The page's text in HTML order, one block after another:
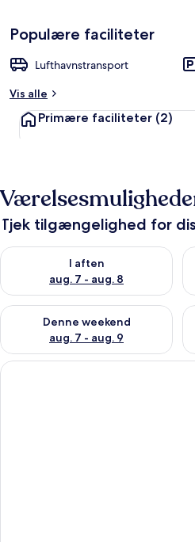
Populære faciliteter
Lufthavnstransport
Vis alle
Primære faciliteter (2)
Tjek tilgængelighed for
I aften
aug. 7 - aug. 8
Tjek tilgængelighed for i aften
Denne weekend
aug. 7 - aug. 9
Tjek tilgængelighed for denne